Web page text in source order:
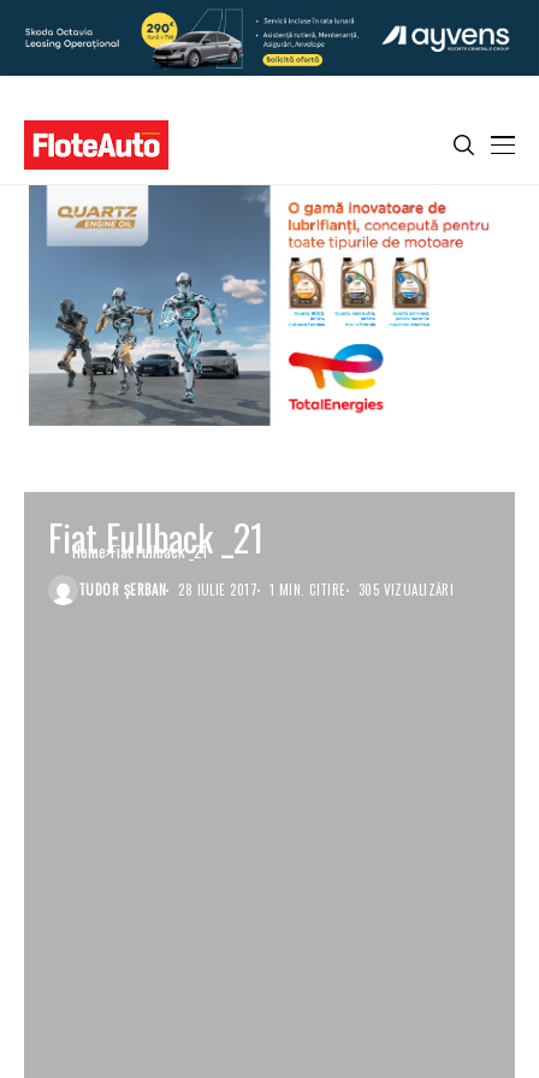
Home Fiat Fullback _21
Fiat Fullback _21
TUDOR ȘERBAN 28 IULIE 2017 1 MIN. CITIRE 305 VIZUALIZĂRI